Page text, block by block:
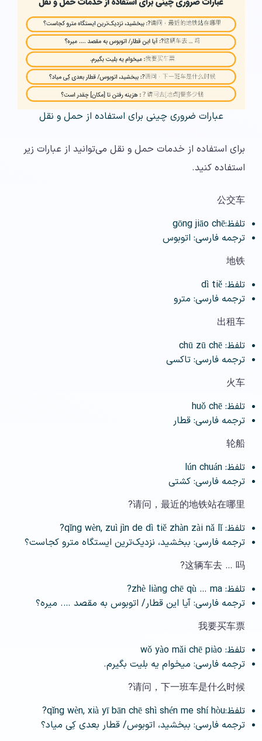
عبارات ضروری چینی برای استفاده از حمل و نقل
برای استفاده از خدمات حمل و نقل می‌توانید از عبارات زیر
استفاده کنید.
公交车
تلفظ:gōng jiāo chē
ترجمه فارسی: اتوبوس
地铁
تلفظ: dì tiě
ترجمه فارسی: مترو
出租车
تلفظ: chū zū chē
ترجمه فارسی: تاکسی
火车
تلفظ: huǒ chē
ترجمه فارسی: قطار
轮船
تلفظ: lún chuán
ترجمه فارسی: کشتی
请问，最近的地铁站在哪里?
تلفظ: qǐng wèn, zuì jìn de dì tiě zhàn zài nǎ lǐ?
ترجمه فارسی: ببخشید، نزدیک‌ترین ایستگاه مترو کجاست؟
这辆车去 … 吗?
تلفظ: zhè liàng chē qù … ma?
ترجمه فارسی: آیا این قطار/ اتوبوس به مقصد …. میره؟
我要买车票
تلفظ: wǒ yào mǎi chē piào
ترجمه فارسی: میخوام یه بلیت بگیرم.
请问，下一班车是什么时候?
تلفظ:qǐng wèn, xià yī bān chē shì shén me shí hòu?
ترجمه فارسی: ببخشید، اتوبوس/ قطار بعدی کِی میاد؟